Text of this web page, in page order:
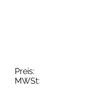
Preis:
MWSt: